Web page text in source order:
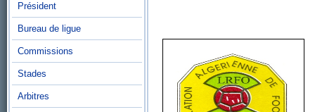
Président
Bureau de ligue
Commissions
Stades
Arbitres